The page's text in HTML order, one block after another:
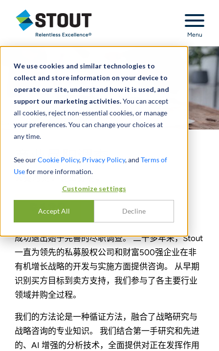
We use cookies and similar technologies to
collect and store information on your device to
operate our site, understand how it is used, and
support our marketing activities.You can accept
all cookies, reject non-essential cookies, or manage
your preferences. You can change your choices at
any time.
See ourCookie Policy, Privacy Policy, and Terms of
Usefor more information.
Customize settings
Accept All Decline
Stout Relentless Excellence
Menu
商业尽职调查
联系我们
成功退出始于完善的尽职调查。 二十多年来，Stout
一直为领先的私募股权公司和财富500强企业在非
有机增长战略的开发与实施方面提供咨询。 从早期
识别买方目标到卖方支持，我们参与了各主要行业
领域并购全过程。
我们的方法论是一种循证方法，融合了战略研究与
战略咨询的专业知识。 我们结合第一手研究和先进
的、AI 增强的分析技术，全面提供对正在发挥作用